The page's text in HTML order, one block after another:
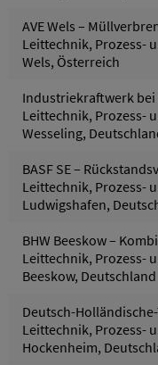
AVE Wels –
Leittechnik, Prozess-
Wels, Österreich
Industriekraftwerk bei
Leittechnik, Prozess-
Wesseling,
BASF SE –
Leittechnik, Prozess-
Ludwigshafen,
BHW Beeskow –
Leittechnik, Prozess-
Beeskow, Deutschland
Deutsch-
Leittechnik, Prozess-
Hockenheim,